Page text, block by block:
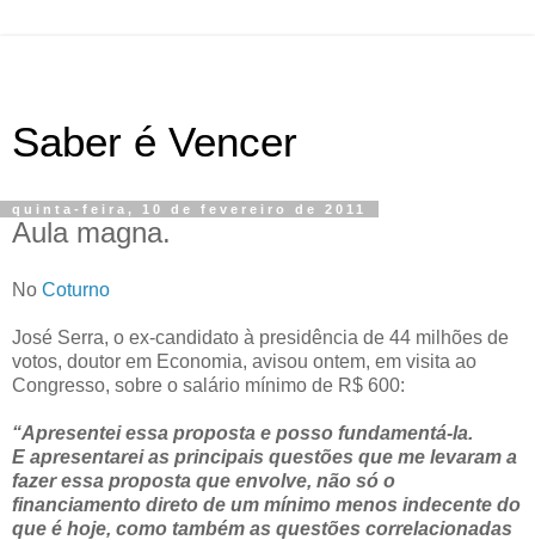
Saber é Vencer
quinta-feira, 10 de fevereiro de 2011
Aula magna.
No Coturno
José Serra, o ex-candidato à presidência de 44 milhões de
votos, doutor em Economia, avisou ontem, em visita ao
Congresso, sobre o salário mínimo de R$ 600:
“Apresentei essa proposta e posso fundamentá-la.
E apresentarei as principais questões que me levaram a
fazer essa proposta que envolve, não só o
financiamento direto de um mínimo menos indecente do
que é hoje, como também as questões correlacionadas